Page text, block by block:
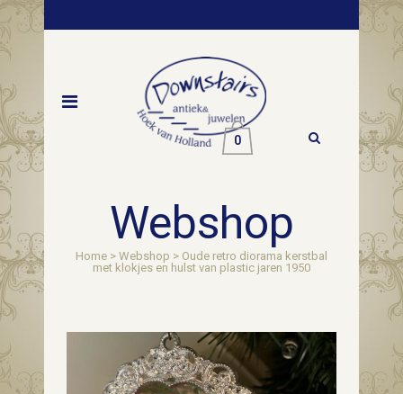
0
Webshop
Home > Webshop > Oude retro diorama kerstbal
met klokjes en hulst van plastic jaren 1950